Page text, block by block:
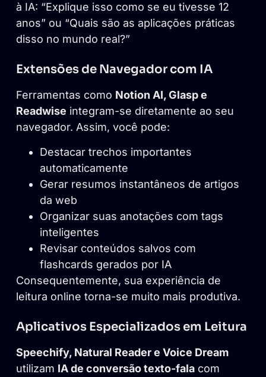
à IA: “Explique isso como se eu tivesse 12
anos” ou “Quais são as aplicações práticas
disso no mundo real?”
Extensões de Navegador com IA
Ferramentas como Notion AI, Glasp e
Readwise integram-se diretamente ao seu
navegador. Assim, você pode:
Destacar trechos importantes
automaticamente
Gerar resumos instantâneos de artigos
da web
Organizar suas anotações com tags
inteligentes
Revisar conteúdos salvos com
flashcards gerados por IA
Consequentemente, sua experiência de
leitura online torna-se muito mais produtiva.
Aplicativos Especializados em Leitura
Speechify, Natural Reader e Voice Dream
utilizam IA de conversão texto-fala com